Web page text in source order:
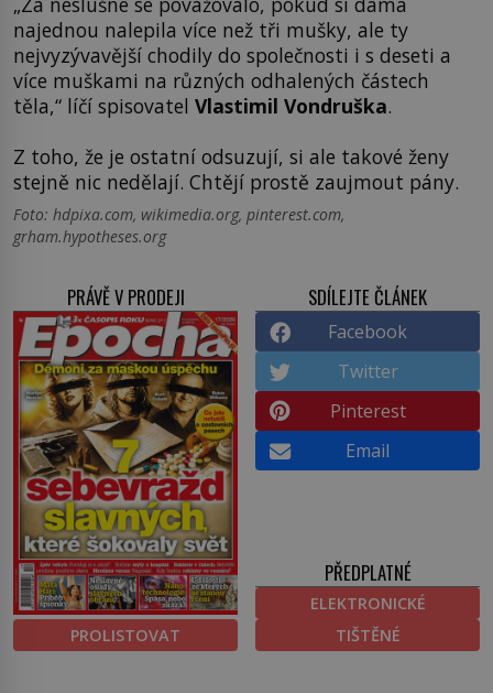
najednou nalepila více než tři mušky, ale ty
nejvyzývavější chodily do společnosti i s deseti a
více muškami na různých odhalených částech
těla,“ líčí spisovatel Vlastimil Vondruška.
Z toho, že je ostatní odsuzují, si ale takové ženy
stejně nic nedělají. Chtějí prostě zaujmout pány.
Foto: hdpixa.com, wikimedia.org, pinterest.com,
grham.hypotheses.org
PRÁVĚ V PRODEJI
PROLISTOVAT
SDÍLEJTE ČLÁNEK
Facebook
Twitter
Pinterest
Email
PŘEDPLATNÉ
ELEKTRONICKÉ
TIŠTĚNÉ